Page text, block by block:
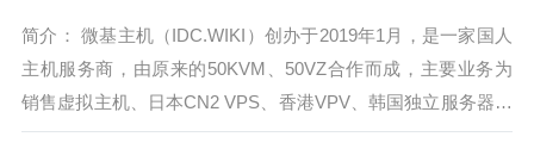
简介： 微基主机（IDC.WIKI）创办于2019年1月，是一家国人
主机服务商，由原来的50KVM、50VZ合作而成，主要业务为
销售虚拟主机、日本CN2 VPS、香港VPV、韩国独立服务器为
主。微基主机8月促销活动已经开启，香港沙田Gen2 VPS现已